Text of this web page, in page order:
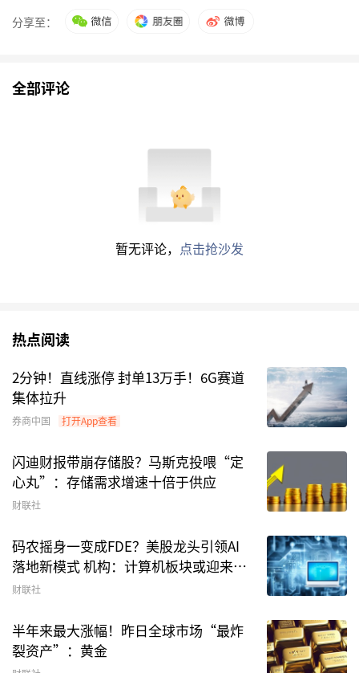
分享至：
全部评论
暂无评论， 点击抢沙发
热点阅读
2分钟！直线涨停 封单13万手！6G赛道
集体拉升
券商中国 打开App查看
闪迪财报带崩存储股？马斯克投喂“定
心丸”：存储需求增速十倍于供应
财联社
码农摇身一变成FDE？美股龙头引领AI
落地新模式 机构：计算机板块或迎来重
估
财联社
半年来最大涨幅！昨日全球市场“最炸
裂资产”：黄金